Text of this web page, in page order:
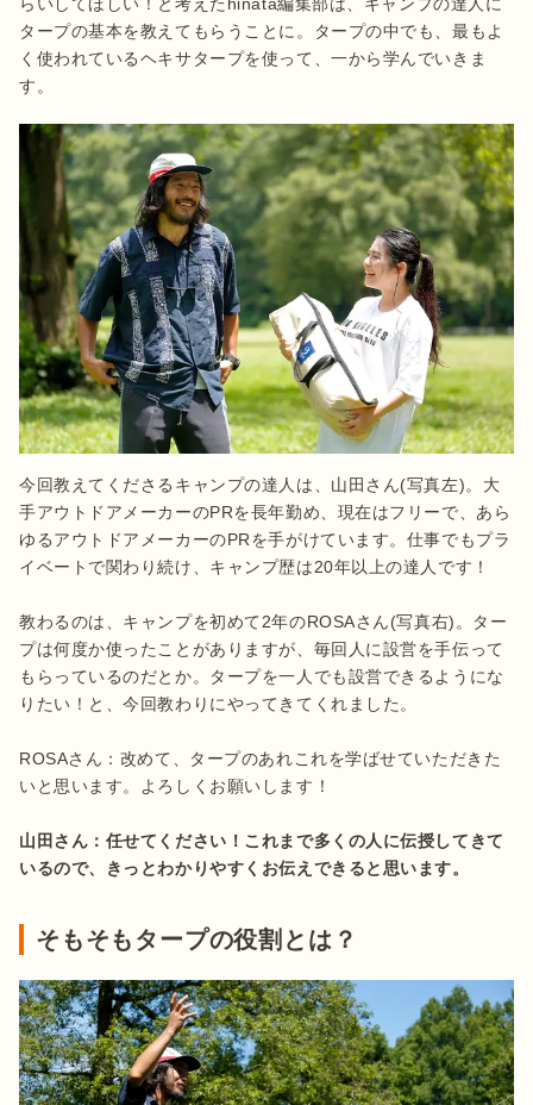
タープの基本を教えてもらうことに。タープの中でも、最もよ
く使われているヘキサタープを使って、一から学んでいきま
す。
今回教えてくださるキャンプの達人は、山田さん(写真左)。大
手アウトドアメーカーのPRを長年勤め、現在はフリーで、あら
ゆるアウトドアメーカーのPRを手がけています。仕事でもプラ
イベートで関わり続け、キャンプ歴は20年以上の達人です！
教わるのは、キャンプを初めて2年のROSAさん(写真右)。ター
プは何度か使ったことがありますが、毎回人に設営を手伝って
もらっているのだとか。タープを一人でも設営できるようにな
りたい！と、今回教わりにやってきてくれました。
ROSAさん：改めて、タープのあれこれを学ばせていただきた
いと思います。よろしくお願いします！
山田さん：任せてください！これまで多くの人に伝授してきて
いるので、きっとわかりやすくお伝えできると思います。
そもそもタープの役割とは？